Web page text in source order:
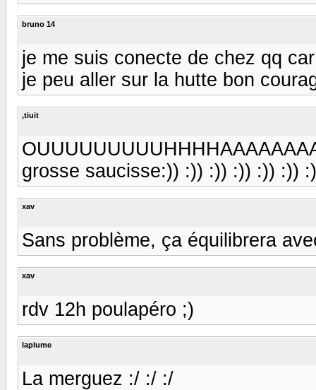
bruno 14
je me suis conecte de chez qq
je peu aller sur la hutte bon
,tiuit
grosse saucisse:)) :)) :)) :)) :)) :))
xav
Sans problème, ça équilibrera
xav
rdv 12h poulapéro ;)
laplume
La merguez :/ :/ :/